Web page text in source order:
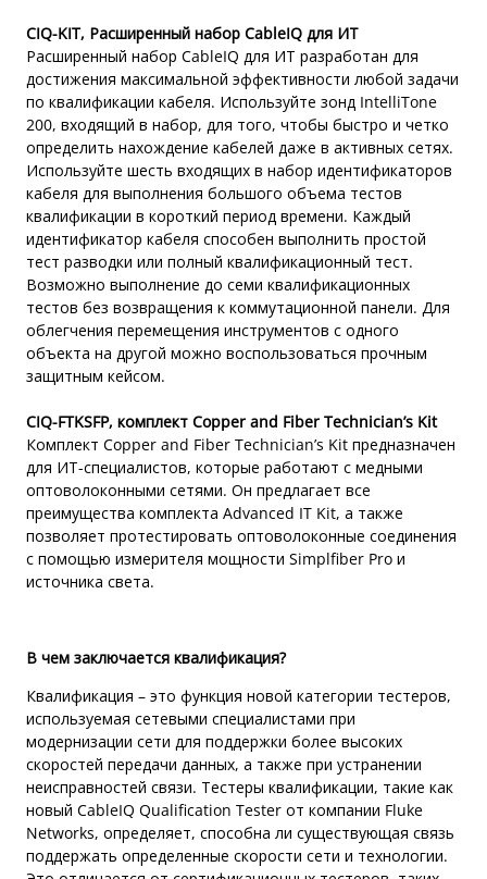
CIQ-KIT, Расширенный набор CableIQ для ИТ
Расширенный набор CableIQ для ИТ разработан для
достижения максимальной эффективности любой задачи
по квалификации кабеля. Используйте зонд IntelliTone
200, входящий в набор, для того, чтобы быстро и четко
определить нахождение кабелей даже в активных сетях.
Используйте шесть входящих в набор идентификаторов
кабеля для выполнения большого объема тестов
квалификации в короткий период времени. Каждый
идентификатор кабеля способен выполнить простой
тест разводки или полный квалификационный тест.
Возможно выполнение до семи квалификационных
тестов без возвращения к коммутационной панели. Для
облегчения перемещения инструментов с одного
объекта на другой можно воспользоваться прочным
защитным кейсом.
CIQ-FTKSFP, комплект Copper and Fiber Technician’s Kit
Комплект Copper and Fiber Technician’s Kit предназначен
для ИТ-специалистов, которые работают с медными
оптоволоконными сетями. Он предлагает все
преимущества комплекта Advanced IT Kit, а также
позволяет протестировать оптоволоконные соединения
с помощью измерителя мощности Simplfiber Pro и
источника света.
В чем заключается квалификация?
Квалификация – это функция новой категории тестеров,
используемая сетевыми специалистами при
модернизации сети для поддержки более высоких
скоростей передачи данных, а также при устранении
неисправностей связи. Тестеры квалификации, такие как
новый CableIQ Qualification Tester от компании Fluke
Networks, определяет, способна ли существующая связь
поддержать определенные скорости сети и технологии.